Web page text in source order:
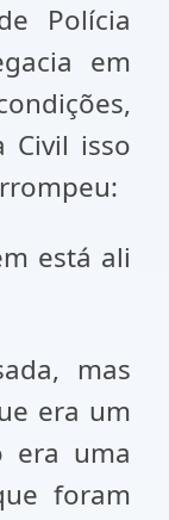
Polícia
em
Civil isso
está ali
mas
era um
era uma
foram